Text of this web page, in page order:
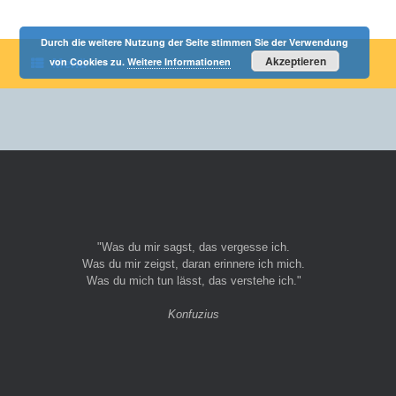
Menü
"Was du mir sagst, das vergesse ich.
Was du mir zeigst, daran erinnere ich mich.
Was du mich tun lässt, das verstehe ich."
Konfuzius
Durch die weitere Nutzung der Seite stimmen Sie der Verwendung
von Cookies zu.Weitere Informationen Akzeptieren